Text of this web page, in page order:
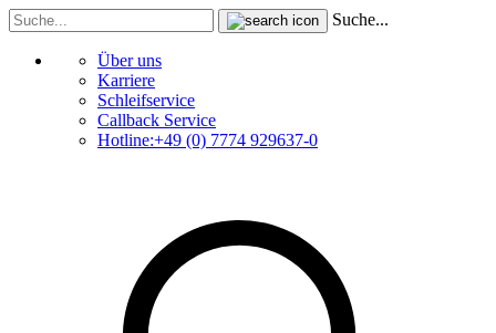
Suche...
Über uns
Karriere
Schleifservice
Callback Service
Hotline:+49 (0) 7774 929637-0